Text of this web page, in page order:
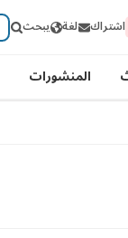
اشتراك لغة يبحث
المنشورات